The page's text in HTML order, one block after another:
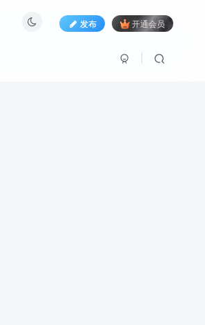
发布 开通会员